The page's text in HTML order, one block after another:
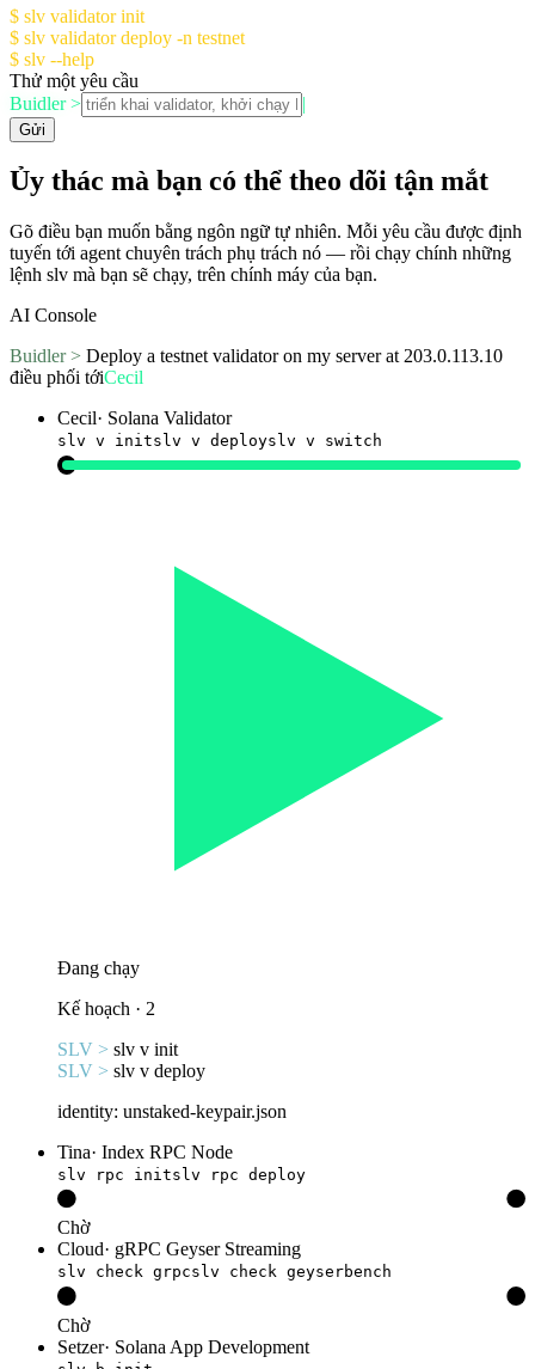
$ slv validator init
$ slv validator deploy -n testnet
$ slv --help
Thử một yêu cầu
Buidler >
|
Gửi
Ủy thác mà bạn có thể theo dõi tận mắt
Gõ điều bạn muốn bằng ngôn ngữ tự nhiên. Mỗi yêu cầu được định
tuyến tới agent chuyên trách phụ trách nó — rồi chạy chính những
lệnh slv mà bạn sẽ chạy, trên chính máy của bạn.
AI Console
Buidler > Deploy a testnet validator on my server at 203.0.113.10
điều phối tớiCecil
Cecil· Solana Validator
slv v initslv v deployslv v switch
Đang chạy
Kế hoạch · 2
SLV > slv v init
SLV > slv v deploy
identity: unstaked-keypair.json
Tina· Index RPC Node
slv rpc initslv rpc deploy
Chờ
Cloud· gRPC Geyser Streaming
slv check grpcslv check geyserbench
Chờ
Setzer· Solana App Development